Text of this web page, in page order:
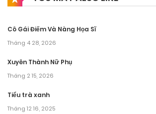
Cô Gái Điếm Và Nàng Họa Sĩ
Tháng 4 28, 2026
Xuyên Thành Nữ Phụ
Tháng 2 15, 2026
Tiểu trà xanh
Tháng 12 16, 2025